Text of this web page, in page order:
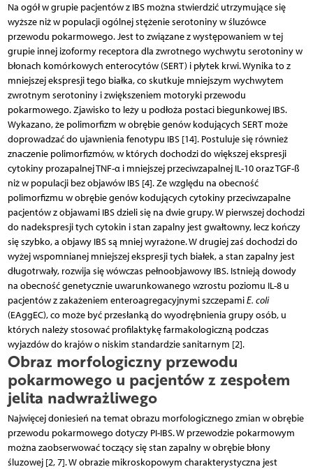
Na ogół w grupie pacjentów z IBS można stwierdzić utrzymujące się
wyższe niż w populacji ogólnej stężenie serotoniny w śluzówce
przewodu pokarmowego. Jest to związane z występowaniem w tej
grupie innej izoformy receptora dla zwrotnego wychwytu serotoniny w
błonach komórkowych enterocytów (SERT) i płytek krwi. Wynika to z
mniejszej ekspresji tego białka, co skutkuje mniejszym wychwytem
zwrotnym serotoniny i zwiększeniem motoryki przewodu
pokarmowego. Zjawisko to leży u podłoża postaci biegunkowej IBS.
Wykazano, że polimorfizm w obrębie genów kodujących SERT może
doprowadzać do ujawnienia fenotypu IBS [14]. Postuluje się również
znaczenie polimorfizmów, w których dochodzi do większej ekspresji
cytokiny prozapalnej TNF-α i mniejszej przeciwzapalnej IL-10 oraz TGF-ß
niż w populacji bez objawów IBS [4]. Ze względu na obecność
polimorfizmu w obrębie genów kodujących cytokiny przeciwzapalne
pacjentów z objawami IBS dzieli się na dwie grupy. W pierwszej dochodzi
do nadekspresji tych cytokin i stan zapalny jest gwałtowny, lecz kończy
się szybko, a objawy IBS są mniej wyrażone. W drugiej zaś dochodzi do
wyżej wspomnianej mniejszej ekspresji tych białek, a stan zapalny jest
długotrwały, rozwija się wówczas pełnoobjawowy IBS. Istnieją dowody
na obecność genetycznie uwarunkowanego wzrostu poziomu IL-8 u
pacjentów z zakażeniem enteroagregacyjnymi szczepamiE. coli
(EAggEC), co może być przesłanką do wyodrębnienia grupy osób, u
których należy stosować profilaktykę farmakologiczną podczas
wyjazdów do krajów o niskim standardzie sanitarnym [2].
Obraz morfologiczny przewodu
pokarmowego u pacjentów z zespołem
jelita nadwrażliwego
Najwięcej doniesień na temat obrazu morfologicznego zmian w obrębie
przewodu pokarmowego dotyczy PI-IBS. W przewodzie pokarmowym
można zaobserwować toczący się stan zapalny w obrębie błony
śluzowej [2, 7]. W obrazie mikroskopowym charakterystyczna jest